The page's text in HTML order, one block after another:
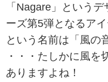
「Nagare」という
ーズ第5弾となるア
という名前は「風の
・・・たしかに風を
ありますよね！